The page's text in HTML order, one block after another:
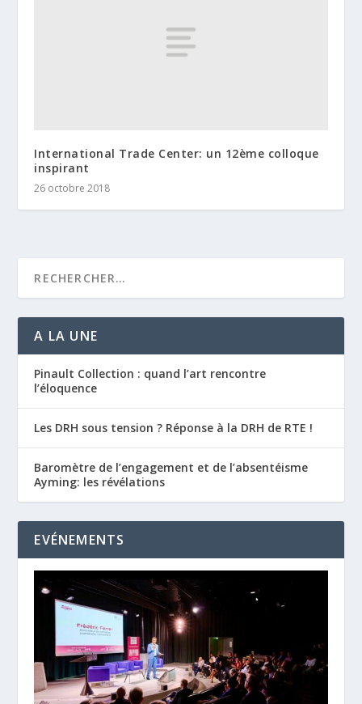
International Trade Center: un 12ème colloque
inspirant
26 octobre 2018
A LA UNE
Pinault Collection : quand l’art rencontre
l’éloquence
Les DRH sous tension ? Réponse à la DRH de RTE !
Baromètre de l’engagement et de l’absentéisme
Ayming: les révélations
EVÉNEMENTS